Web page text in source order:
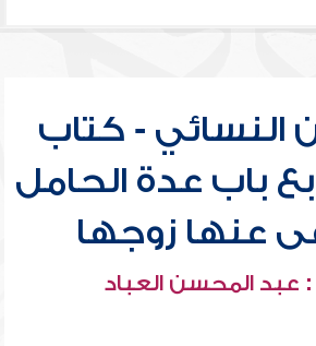
النسائي - كتاب
باب عدة الحامل
عنها زوجها
عبد المحسن العباد